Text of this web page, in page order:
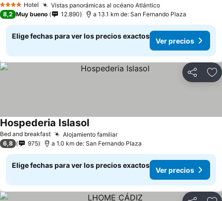
4 EstrellasHotel Vistas panorámicas al océano Atlántico
8,2 Muy bueno 12.890 a 13.1 km de: San Fernando Plaza
Elige fechas para ver los precios exactos
Ver precios
Compartir
Bed and breakfast Alojamiento familiar
Hospederia Islasol
6,8 975 a 1.0 km de: San Fernando Plaza
Elige fechas para ver los precios exactos
Ver precios